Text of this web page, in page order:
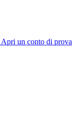
Apri un conto di prova